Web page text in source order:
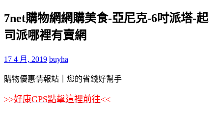
內
容
區
鍵
字:
7net購物網網購美食-亞尼克-6吋派塔-起
司派哪裡有賣網
17 4 月, 2019 buyha
購物優惠情報站｜您的省錢好幫手
>>好康GPS點擊這裡前往<<